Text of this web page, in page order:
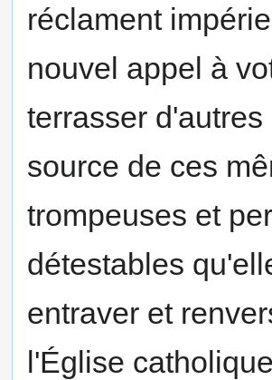
réclament
nouvel appel à
terrasser
source de ces
trompeuses et
détestables
entraver et
l'Église